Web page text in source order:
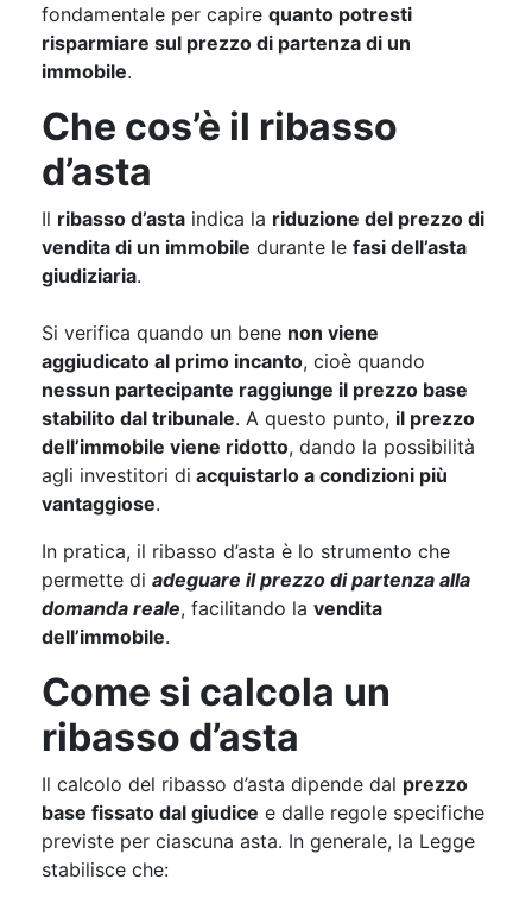
fondamentale per capire quanto potresti
risparmiare sul prezzo di partenza di un
immobile.
Che cos’è il ribasso
d’asta
Il ribasso d’asta indica la riduzione del prezzo di
vendita di un immobile durante le fasi dell’asta
giudiziaria.
Si verifica quando un bene non viene
aggiudicato al primo incanto, cioè quando
nessun partecipante raggiunge il prezzo base
stabilito dal tribunale. A questo punto, il prezzo
dell’immobile viene ridotto, dando la possibilità
agli investitori di acquistarlo a condizioni più
vantaggiose.
In pratica, il ribasso d’asta è lo strumento che
permette di adeguare il prezzo di partenza alla
domanda reale, facilitando la vendita
dell’immobile.
Come si calcola un
ribasso d’asta
Il calcolo del ribasso d’asta dipende dal prezzo
base fissato dal giudice e dalle regole specifiche
previste per ciascuna asta. In generale, la Legge
stabilisce che: